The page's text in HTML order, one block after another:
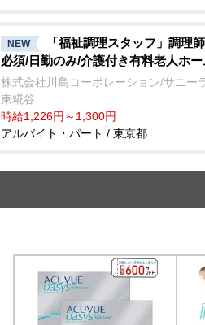
NEW
「福祉調理スタッフ」調理
必須/日勤のみ/介護付き有料老人ホー
株式会社川島コーポレーション/サニー
東糀谷
時給1,226円～1,300円
アルバイト・パート / 東京都